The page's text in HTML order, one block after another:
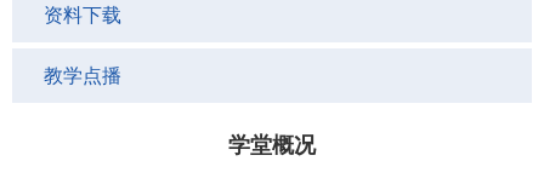
资料下载
教学点播
学堂概况